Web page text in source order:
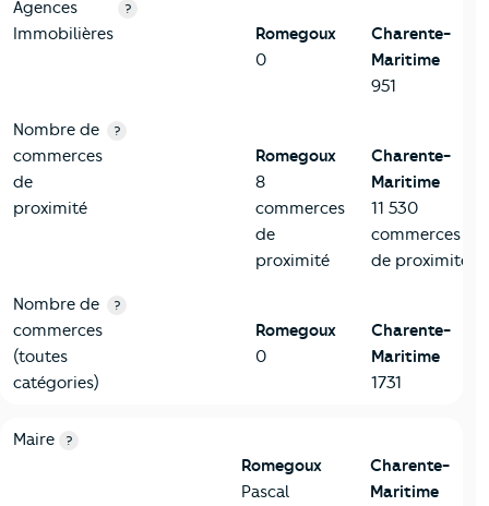
Agences
Immobilières
?
Romegoux
0
Charente-
Maritime
951
Nombre de
commerces
de
proximité
?
Romegoux
8
commerces
de
proximité
Charente-
Maritime
11 530
commerces
de proximité
Nombre de
commerces
(toutes
catégories)
?
Romegoux
0
Charente-
Maritime
1731
6-Politique
Critères
Maire ?
Romegoux
Pascal
Charente-
Maritime